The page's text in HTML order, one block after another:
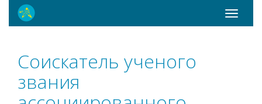
Toggle
Соискатель ученого
звания